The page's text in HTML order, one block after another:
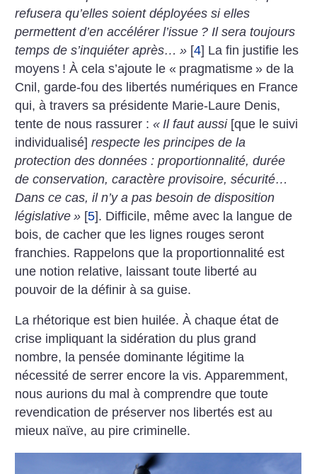
refusera qu’elles soient déployées si elles
permettent d’en accélérer l’issue ? Il sera toujours
temps de s’inquiéter après… » [4] La fin justifie les
moyens ! À cela s’ajoute le « pragmatisme » de la
Cnil, garde-fou des libertés numériques en France
qui, à travers sa présidente Marie-Laure Denis,
tente de nous rassurer :« Il faut aussi[que le suivi
individualisé]respecte les principes de la
protection des données : proportionnalité, durée
de conservation, caractère provisoire, sécurité…
Dans ce cas, il n’y a pas besoin de disposition
législative » [5]. Difficile, même avec la langue de
bois, de cacher que les lignes rouges seront
franchies. Rappelons que la proportionnalité est
une notion relative, laissant toute liberté au
pouvoir de la définir à sa guise.
La rhétorique est bien huilée. À chaque état de
crise impliquant la sidération du plus grand
nombre, la pensée dominante légitime la
nécessité de serrer encore la vis. Apparemment,
nous aurions du mal à comprendre que toute
revendication de préserver nos libertés est au
mieux naïve, au pire criminelle.